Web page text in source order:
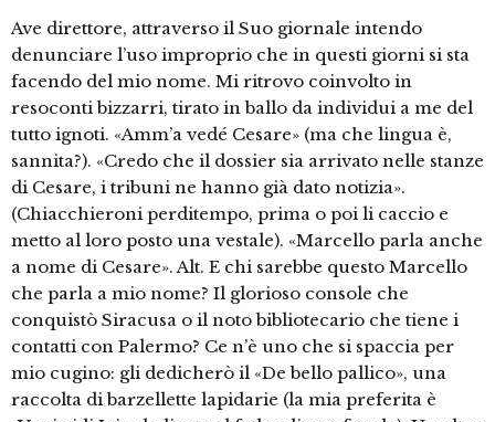
Ave direttore, attraverso il Suo giornale intendo
denunciare l’uso improprio che in questi giorni si sta
facendo del mio nome. Mi ritrovo coinvolto in
resoconti bizzarri, tirato in ballo da individui a me del
tutto ignoti. «Amm’a vedé Cesare» (ma che lingua è,
sannita?). «Credo che il dossier sia arrivato nelle stanze
di Cesare, i tribuni ne hanno già dato notizia».
(Chiacchieroni perditempo, prima o poi li caccio e
metto al loro posto una vestale). «Marcello parla anche
a nome di Cesare». Alt. E chi sarebbe questo Marcello
che parla a mio nome? Il glorioso console che
conquistò Siracusa o il noto bibliotecario che tiene i
contatti con Palermo? Ce n’è uno che si spaccia per
mio cugino: gli dedicherò il «De bello pallico», una
raccolta di barzellette lapidarie (la mia preferita è